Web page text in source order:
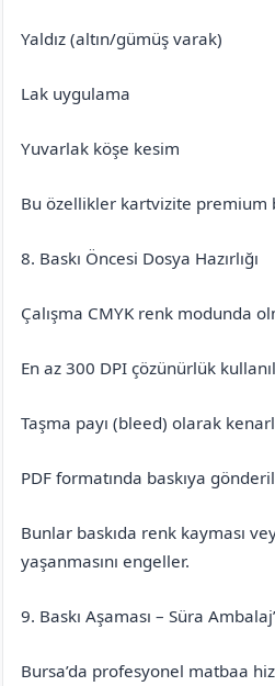
Yaldız (altın/gümüş varak)
Lak uygulama
Yuvarlak köşe kesim
Bu özellikler kartvizite premium
8. Baskı Öncesi Dosya Hazırlığı
Çalışma CMYK renk modunda
En az 300 DPI çözünürlük
Taşma payı (bleed) olarak
PDF formatında baskıya
Bunlar baskıda renk kayması
yaşanmasını engeller.
9. Baskı Aşaması – Süra
Bursa’da profesyonel matbaa